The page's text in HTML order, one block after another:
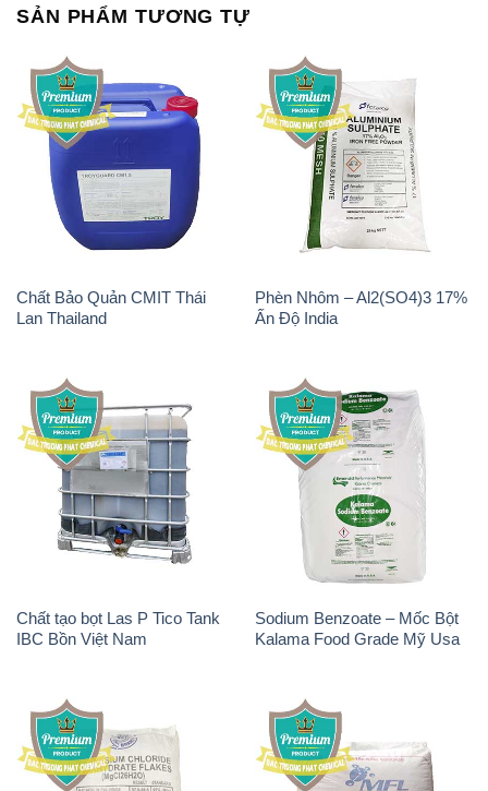
SẢN PHẨM TƯƠNG TỰ
Chất Bảo Quản CMIT Thái
Lan Thailand
Phèn Nhôm – Al2(SO4)3 17%
Ấn Độ India
Chất tạo bọt Las P Tico Tank
IBC Bồn Việt Nam
Sodium Benzoate – Mốc Bột
Kalama Food Grade Mỹ Usa